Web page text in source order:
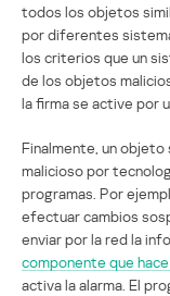
todos los objetos
por diferentes
los criterios que un
de los objetos
la firma se active por
Finalmente, un
malicioso por
programas. Por
efectuar cambios
enviar por la red la
componente que
activa la alarma. El